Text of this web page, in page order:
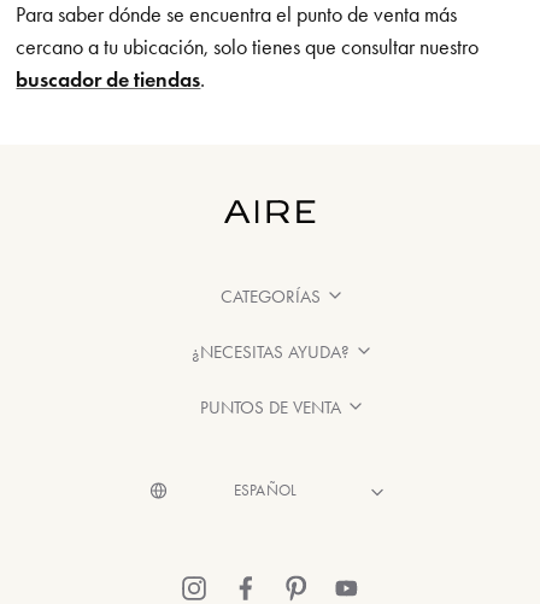
Para saber dónde se encuentra el punto de venta más
cercano a tu ubicación, solo tienes que consultar nuestro
buscador de tiendas.
CATEGORÍAS
¿NECESITAS AYUDA?
PUNTOS DE VENTA